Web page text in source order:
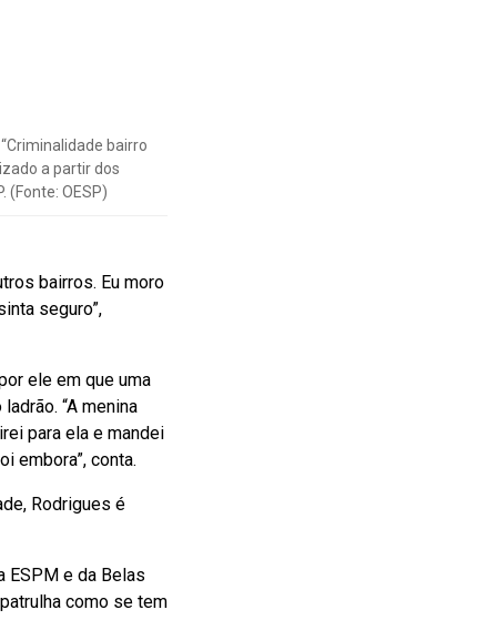
bairro
a partir dos
(Fonte: OESP)
bairros. Eu moro
seguro”,
ele em que uma
“A menina
para ela e mandei
embora”, conta.
Rodrigues é
ESPM e da Belas
como se tem